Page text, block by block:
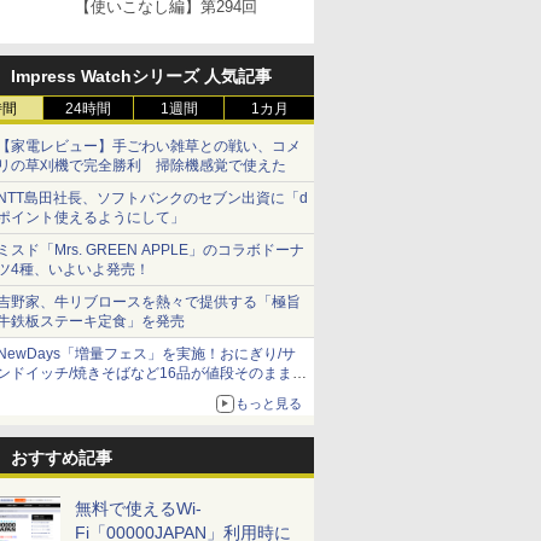
【使いこなし編】第294回
Impress Watchシリーズ 人気記事
24時間 1週間 1カ月
家電レビュー】手ごわい雑草との戦い、コメ
の草刈機で完全勝利 掃除機感覚で使えた
島田社長、ソフトバンクのセブン出資に「d
イント使えるようにして」
スド「Mrs. GREEN APPLE」のコラボドーナ
4種、いよいよ発売！
野家、牛リブロースを熱々で提供する「極旨
鉄板ステーキ定食」を発売
「増量フェス」を実施！おにぎり/サ
ドイッチ/焼きそばなど16品が値段そのままで
もっと見る
おすすめ記事
無料で使えるWi-
Fi「00000JAPAN」利用時に